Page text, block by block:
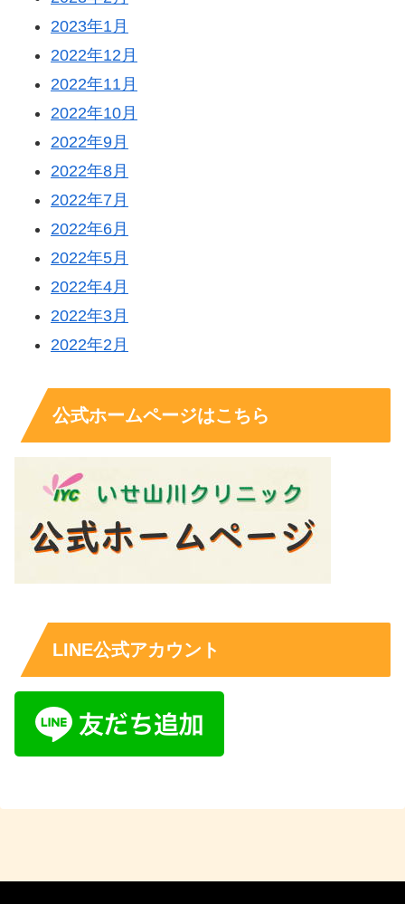
2023年1月
2022年12月
2022年11月
2022年10月
2022年9月
2022年8月
2022年7月
2022年6月
2022年5月
2022年4月
2022年3月
2022年2月
公式ホームページはこちら
LINE公式アカウント